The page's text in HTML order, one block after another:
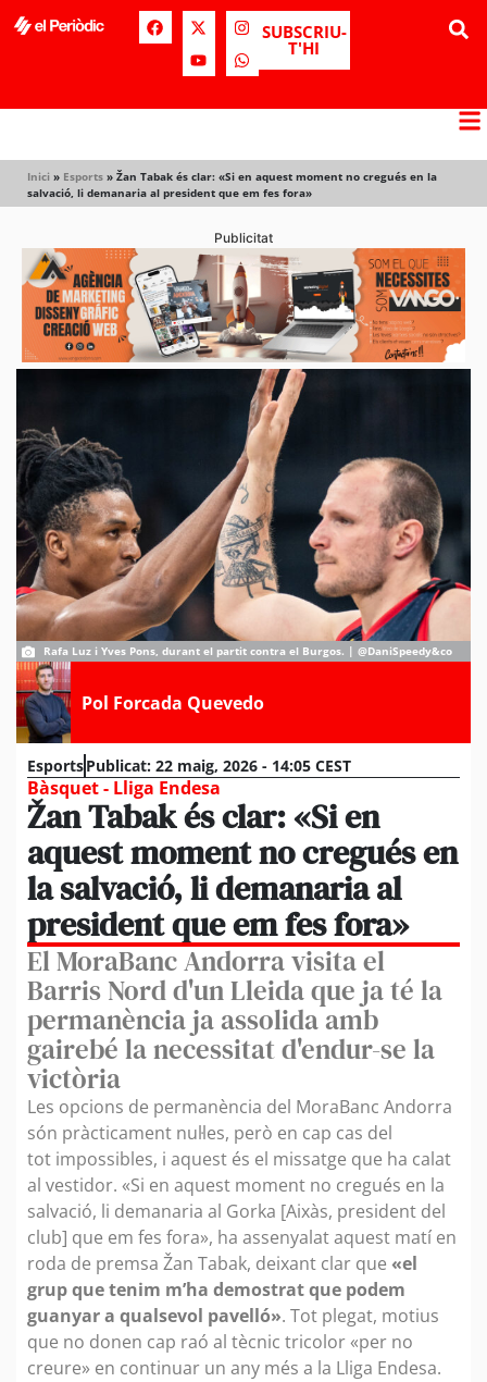
SUBSCRIU-
T'HI
Inici » Esports » Žan Tabak és clar: «Si en aquest moment no cregués en la
salvació, li demanaria al president que em fes fora»
Publicitat
Rafa Luz i Yves Pons, durant el partit contra el Burgos. | @DaniSpeedy&co
Pol Forcada Quevedo
EsportsPublicat: 22 maig, 2026 - 14:05 CEST
Bàsquet - Lliga Endesa
Žan Tabak és clar: «Si en
aquest moment no cregués en
la salvació, li demanaria al
president que em fes fora»
El MoraBanc Andorra visita el
Barris Nord d'un Lleida que ja té la
permanència ja assolida amb
gairebé la necessitat d'endur-se la
victòria
Les opcions de permanència del MoraBanc Andorra
són pràcticament nul·les, però en cap cas del
tot impossibles, i aquest és el missatge que ha calat
al vestidor. «Si en aquest moment no cregués en la
salvació, li demanaria al Gorka [Aixàs, president del
club] que em fes fora», ha assenyalat aquest matí en
roda de premsa Žan Tabak, deixant clar que «el
grup que tenim m’ha demostrat que podem
guanyar a qualsevol pavelló». Tot plegat, motius
que no donen cap raó al tècnic tricolor «per no
creure» en continuar un any més a la Lliga Endesa.